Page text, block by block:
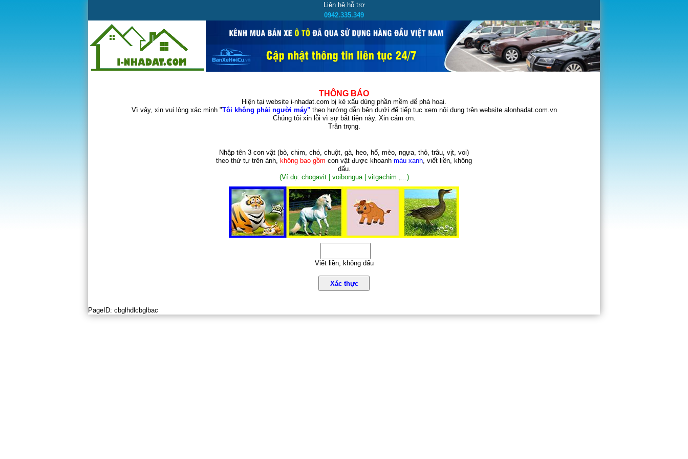
Liên hệ hỗ trợ
0942.335.349
THÔNG BÁO
Hiện tại website i-nhadat.com bị kẻ xấu dùng phần mềm để phá hoại.
Vì vậy, xin vui lòng xác minh "Tôi không phải người máy"theo hướng dẫn bên dưới để tiếp tục xem nội dung trên website alonhadat.com.vn
Chúng tôi xin lỗi vì sự bất tiện này. Xin cám ơn.
Trân trọng.
Nhập tên 3 con vật (bò, chim, chó, chuột, gà, heo, hổ, mèo, ngựa, thỏ, trâu, vịt, voi)
theo thứ tự trên ảnh, không bao gồm con vật được khoanh màu xanh, viết liền, không
dấu.
(Ví dụ: chogavit | voibongua | vitgachim ,...)
Viết liền, không dấu
Xác thực
PageID: cbglhdlcbglbac